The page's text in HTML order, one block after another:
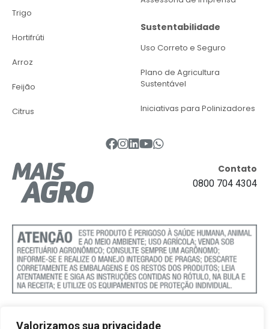
Valorizamos sua privacidade
Trigo
Hortifrúti
Arroz
Feijão
Citrus
Sustentabilidade
Uso Correto e Seguro
Plano de Agricultura
Sustentável
Iniciativas para Polinizadores
Contato
0800 704 4304